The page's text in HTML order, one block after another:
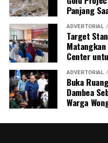
UNG berharap terbangun
maternal yang tanggap,
Panjang
ADVERTORIAL
Target
Matangkan
Center
ADVERTORIAL
Buka
Dambea
Warga